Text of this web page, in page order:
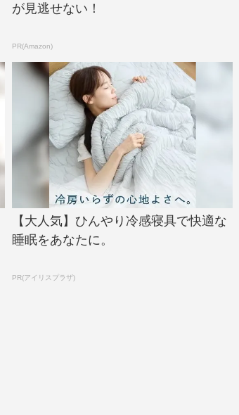
が見逃せない！
PR(Amazon)
【大人気】ひんやり冷感寝具で快適な
睡眠をあなたに。
PR(アイリスプラザ)